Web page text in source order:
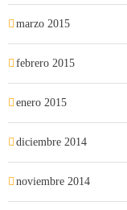
marzo 2015
febrero 2015
enero 2015
diciembre 2014
noviembre 2014